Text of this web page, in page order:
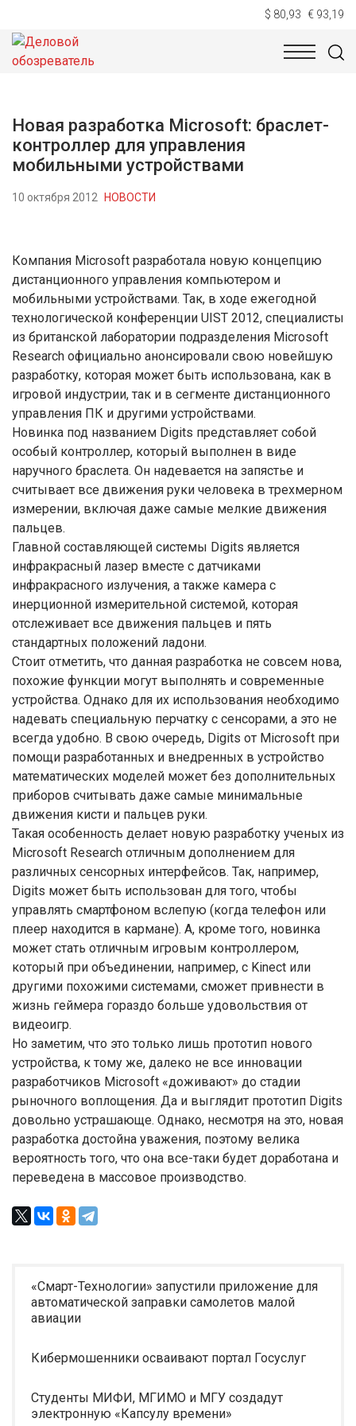
$ 80,93 € 93,19
НОВОСТИ
Новая разработка Microsoft: браслет-
контроллер для управления
мобильными устройствами
10 октября 2012 НОВОСТИ
Компания Microsoft разработала новую концепцию
дистанционного управления компьютером и
мобильными устройствами. Так, в ходе ежегодной
технологической конференции UIST 2012, специалисты
из британской лаборатории подразделения Microsoft
Research официально анонсировали свою новейшую
разработку, которая может быть использована, как в
игровой индустрии, так и в сегменте дистанционного
управления ПК и другими устройствами.
Новинка под названием Digits представляет собой
особый контроллер, который выполнен в виде
наручного браслета. Он надевается на запястье и
считывает все движения руки человека в трехмерном
измерении, включая даже самые мелкие движения
пальцев.
Главной составляющей системы Digits является
инфракрасный лазер вместе с датчиками
инфракрасного излучения, а также камера с
инерционной измерительной системой, которая
отслеживает все движения пальцев и пять
стандартных положений ладони.
Стоит отметить, что данная разработка не совсем нова,
похожие функции могут выполнять и современные
устройства. Однако для их использования необходимо
надевать специальную перчатку с сенсорами, а это не
всегда удобно. В свою очередь, Digits от Microsoft при
помощи разработанных и внедренных в устройство
математических моделей может без дополнительных
приборов считывать даже самые минимальные
движения кисти и пальцев руки.
Такая особенность делает новую разработку ученых из
Microsoft Research отличным дополнением для
различных сенсорных интерфейсов. Так, например,
Digits может быть использован для того, чтобы
управлять смартфоном вслепую (когда телефон или
плеер находится в кармане). А, кроме того, новинка
может стать отличным игровым контроллером,
который при объединении, например, с Kinect или
другими похожими системами, сможет привнести в
жизнь геймера гораздо больше удовольствия от
видеоигр.
Но заметим, что это только лишь прототип нового
устройства, к тому же, далеко не все инновации
разработчиков Microsoft «доживают» до стадии
рыночного воплощения. Да и выглядит прототип Digits
довольно устрашающе. Однако, несмотря на это, новая
разработка достойна уважения, поэтому велика
вероятность того, что она все-таки будет доработана и
переведена в массовое производство.
«Смарт-Технологии» запустили приложение для
автоматической заправки самолетов малой
авиации
Кибермошенники осваивают портал Госуслуг
Студенты МИФИ, МГИМО и МГУ создадут
электронную «Капсулу времени»